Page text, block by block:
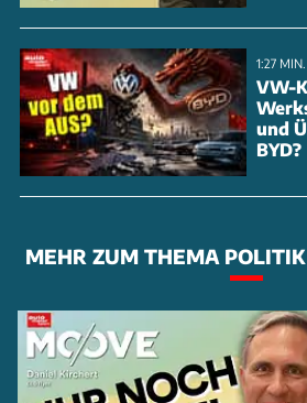
1:27
VW-
und
BYD?
MEHR ZUM THEMA